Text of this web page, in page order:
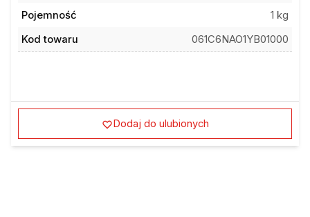
Pojemność
1 kg
Kod towaru
061C6NAO1YB01000
Dodaj do ulubionych